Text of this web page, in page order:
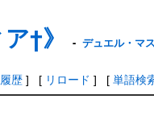
†》 - デュエル・マ
履歴] [ リロード ] [ 単語検